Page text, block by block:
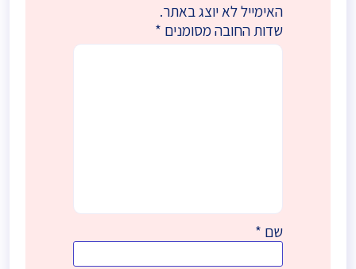
האימייל לא יוצג באתר.
שדות החובה מסומנים *
שם *